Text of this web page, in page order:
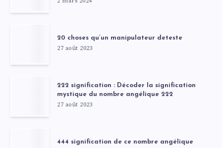
20 choses qu’un manipulateur deteste
27 août 2023
222 signification : Décoder la signification
mystique du nombre angélique 222
27 août 2023
444 signification de ce nombre angélique